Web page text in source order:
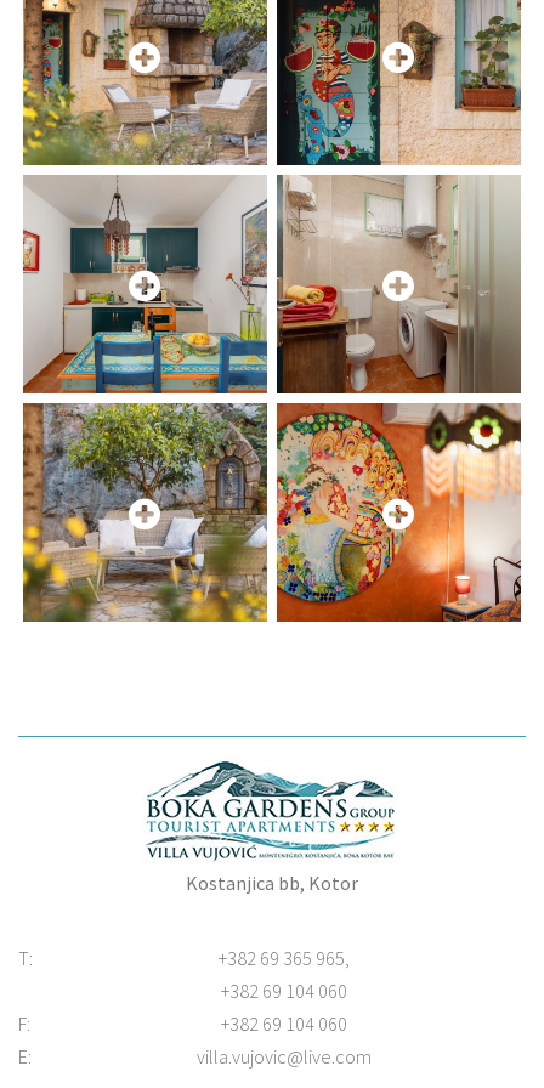
Kostanjica bb, Kotor
T:
+382 69 365 965,
+382 69 104 060
F:
+382 69 104 060
E:
villa.vujovic@live.com